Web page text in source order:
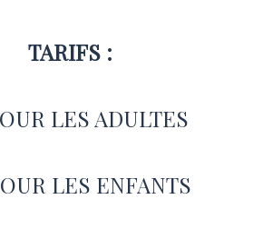
TARIFS :
LES ADULTES
LES ENFANTS